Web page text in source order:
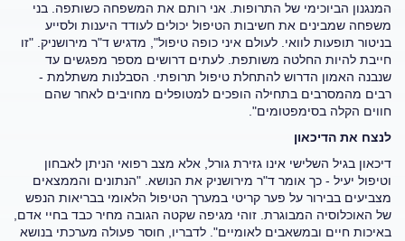
המנגנון הביוכימי של התרופות. אני רותם את המשפחה כשותפה. בני
משפחה שמבינים את חשיבות הטיפול יכולים לעודד היענות ולסייע
בניטור תופעות לוואי. לעולם איני כופה טיפול", מדגיש ד"ר מירושניק. "זו
חייבת להיות החלטה משותפת. לעתים דרושים מספר מפגשים עד
שנבנה האמון הדרוש להתחלת טיפול תרופתי. הסבלנות משתלמת -
רבים מהמסרבים בתחילה הופכים למטופלים מחויבים לאחר שהם
חווים הקלה בסימפטומים".
לנצח את הדיכאון
דיכאון בגיל השלישי אינו גזירת גורל, אלא מצב רפואי הניתן לאבחון
וטיפול יעיל - כך אומר ד"ר מירושניק את הנושא. "הנתונים והממצאים
מצביעים בבירור על פער קריטי במערך הטיפול הלאומי בבריאות הנפש
של האוכלוסיה המבוגרת. זוהי מגיפה שקטה הגובה מחיר כבד בחיי אדם,
באיכות חיים ובמשאבים לאומיים". לדבריו, חוסר פעולה מערכתי בנושא